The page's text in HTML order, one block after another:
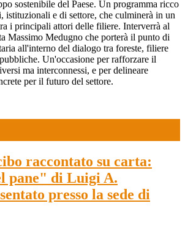
sostenibile del Paese. Un programma ricco
istituzionali e di settore, che culminerà in un
i principali attori delle filiere. Interverrà al
Massimo Medugno che porterà il punto di
all'interno del dialogo tra foreste, filiere
Un'occasione per rafforzare il
ma interconnessi, e per delineare
per il futuro del settore.
raccontato su carta:
pane" di Luigi A.
presso la sede di